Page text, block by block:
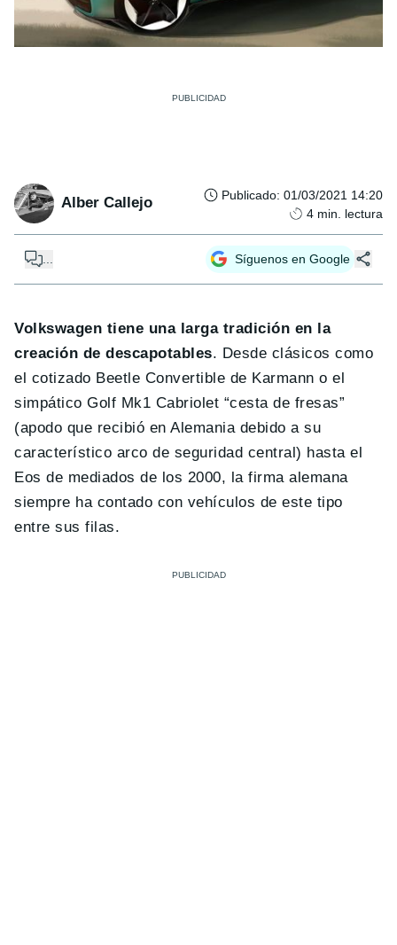
Alber Callejo Publicado: 01/03/2021 14:20
4 min. lectura
Síguenos en Google
Volkswagen tiene una larga tradición en la
creación de descapotables. Desde clásicos como
el cotizado Beetle Convertible de Karmann o el
simpático Golf Mk1 Cabriolet “cesta de fresas”
(apodo que recibió en Alemania debido a su
característico arco de seguridad central) hasta el
Eos de mediados de los 2000, la firma alemana
siempre ha contado con vehículos de este tipo
entre sus filas.